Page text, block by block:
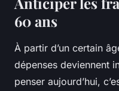
60 ans
À partir d’un certain
dépenses deviennent
penser aujourd’hui,